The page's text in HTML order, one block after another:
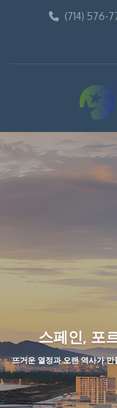
(714) 576-
스페인, 포
뜨거운 열정과 오랜 역사가